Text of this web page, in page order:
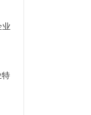
业
特